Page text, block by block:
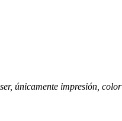
únicamente impresión, color